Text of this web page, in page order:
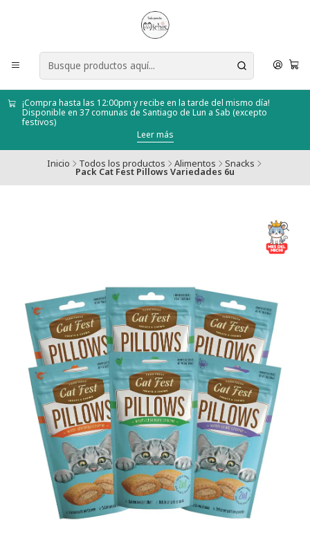
¡Compra hasta las 12:00pm y recibe en la tarde del mismo día!
Disponible en 37 comunas de Santiago de Lun a Sab (excepto
festivos)
Leer más
Inicio Todos los productos Alimentos Snacks
Pack Cat Fest Pillows Variedades 6u